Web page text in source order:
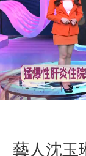
藝人沈玉